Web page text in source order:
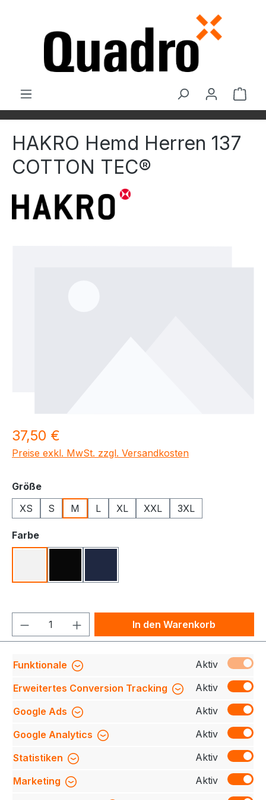
HAKRO Hemd Herren 137
COTTON TEC®
Regulärer Preis:
37,50 €
Preise exkl. MwSt. zzgl. Versandkosten
Größeauswählen
XS
S M L XL XXL 3XL
Farbeauswählen
Produkt Anzahl: Gib denIn den Warenkorb
Produktnummer:
Beschreibung
Funktionelles Hemd in edler
Single-Jersey-Optik mit hochwertig verarbeiteter,
modischer Knopfleiste mit extra haltbar angenä…
Mehr
Bewertungen
Funktionale
Aktiv
Erweitertes Conversion Tracking
Aktiv
Google Ads
Aktiv
Google Analytics
Aktiv
Statistiken
Aktiv
Marketing
Aktiv